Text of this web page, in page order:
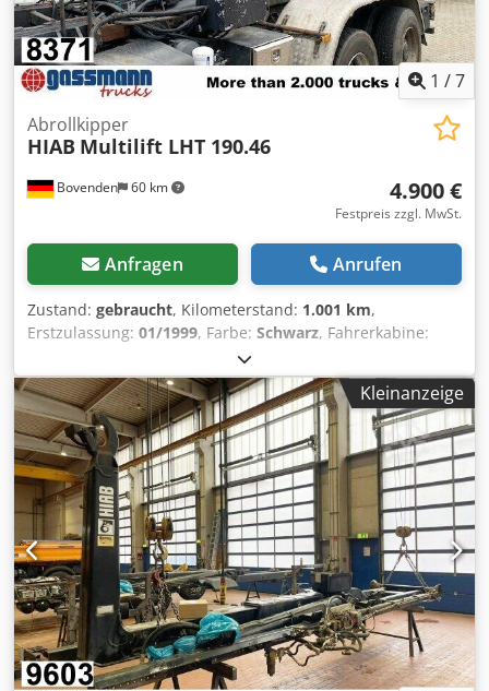
1 /7
Bovenden 60 km
Abrollkipper
HIAB Multilift LHT 190.46
4.900 €
Festpreis zzgl. MwSt.
Anfragen Anrufen
Zustand: gebraucht, Kilometerstand: 1.001 km,
Erstzulassung: 01/1999, Farbe: Schwarz, Fahrerkabine:
Sonstige
Fahrzeugstandort: Bovenden, Crodpfx Aoi Rp Adjl Sof
Aufbau: 19t Abrollanlage mit Knickarm für Container bis
5,5m ZUBEHÖRANGABEN OHNE GEWÄHR, Änderungen,
Zwischenverkauf und Irrtümer vorbehalten! - .
Kleinanzeige